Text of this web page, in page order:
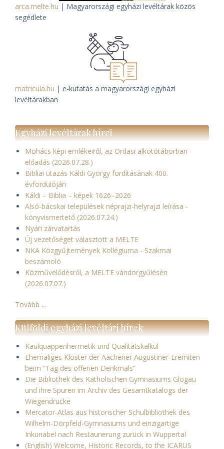
arca.melte.hu | Magyarországi egyházi levéltárak közös
segédlete
matricula.hu | e-kutatás a magyarországi egyházi
levéltárakban
Egyházi levéltárak hírei
Mohács képi emlékeiről, az Ordasi alkotótáborban -
előadás (2026.07.28.)
Bibliai utazás Káldi György fordításának 400.
évfordulóján
Káldi – Biblia – képek 1626–2026
Alsó-bácskai települések néprajzi-helyrajzi leírása -
könyvismertető (2026.07.24.)
Nyári zárvatartás
Új vezetőséget választott a MELTE
NKA Közgyűjtemények Kollégiuma - Szakmai
beszámoló
Közművelődésről, a MELTE vándorgyűlésén
(2026.07.07.)
Tovább ...
Külföldi egyházi levéltári hírek
Kaulquappenhermetik und Qualitätskalkül
Ehemaliges Kloster der Aachener Augustiner-Eremiten
beim “Tag des offenen Denkmals”
Die Bibliothek des Katholischen Gymnasiums Glogau
und ihre Spuren im Archiv des Gesamtkatalogs der
Wiegendrucke
Mercator-Atlas aus historischer Schulbibliothek des
Wilhelm-Dörpfeld-Gymnasiums und einzigartige
Inkunabel nach Restaurierung zurück in Wuppertal
(English) Welcome, Historic Records, to the ICARUS